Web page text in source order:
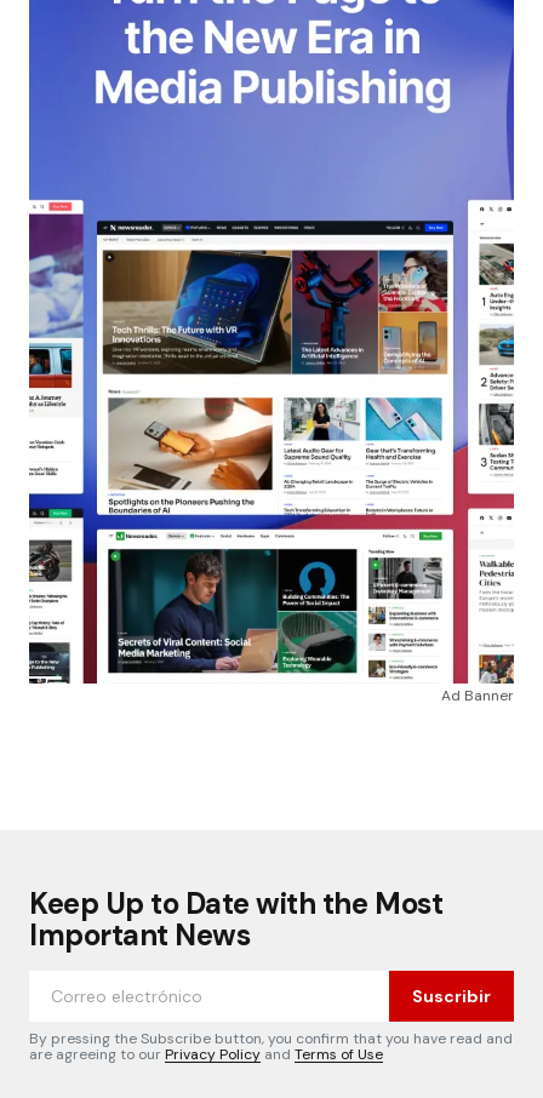
Ad Banner
Keep Up to Date with the Most
Important News
Suscribir
By pressing the Subscribe button, you confirm that you have read and
are agreeing to ourPrivacy Policy and Terms of Use